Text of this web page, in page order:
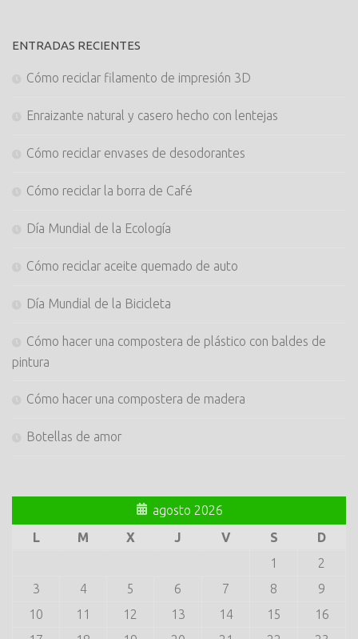
ENTRADAS RECIENTES
Cómo reciclar filamento de impresión 3D
Enraizante natural y casero hecho con lentejas
Cómo reciclar envases de desodorantes
Cómo reciclar la borra de Café
Día Mundial de la Ecología
Cómo reciclar aceite quemado de auto
Día Mundial de la Bicicleta
Cómo hacer una compostera de plástico con baldes de
pintura
Cómo hacer una compostera de madera
Botellas de amor
agosto 2026
L
M X J V S
D
1
2
3
4 5 6 7 8
9
10
11 12 13 14 15
16